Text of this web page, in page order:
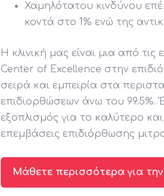
Χαμηλότατου κινδύνου
κοντά στο 1% ενώ της
Η κλινική μας είναι μια από
Center of Excellence στην
σειρά και εμπειρία στα
επιδιορθώσεων άνω του 99.5%.
εξοπλισμός για το καλύτερο
επεμβάσεις επιδιόρθωσης
Μάθετε περισσότερα για